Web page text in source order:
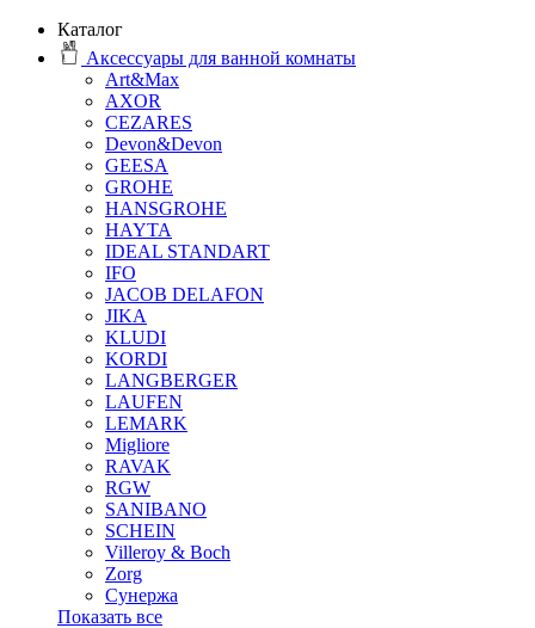
Каталог
Аксессуары для ванной комнаты
Art&Max
AXOR
CEZARES
Devon&Devon
GEESA
GROHE
HANSGROHE
HAYTA
IDEAL STANDART
IFO
JACOB DELAFON
JIKA
KLUDI
KORDI
LANGBERGER
LAUFEN
LEMARK
Migliore
RAVAK
RGW
SANIBANO
SCHEIN
Villeroy & Boch
Zorg
Сунержа
Показать все